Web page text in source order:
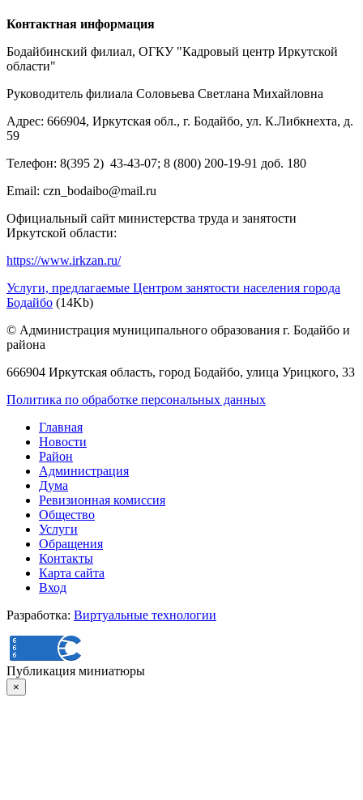
Контактная информация
Бодайбинский филиал, ОГКУ "Кадровый центр Иркутской
области"
Руководитель филиала Соловьева Светлана Михайловна
Адрес: 666904, Иркутская обл., г. Бодайбо, ул. К.Либкнехта, д.
59
Телефон: 8(395 2) 43-43-07; 8 (800) 200-19-91 доб. 180
Email: czn_bodaibo@mail.ru
Официальный сайт министерства труда и занятости
Иркутской области:
https://www.irkzan.ru/
Услуги, предлагаемые Центром занятости населения города
Бодайбо (14Kb)
© Администрация муниципального образования г. Бодайбо и
района
666904 Иркутская область, город Бодайбо, улица Урицкого, 33
Политика по обработке персональных данных
Главная
Новости
Район
Администрация
Дума
Ревизионная комиссия
Общество
Услуги
Обращения
Контакты
Карта сайта
Вход
Разработка: Виртуальные технологии
Публикация миниатюры
×